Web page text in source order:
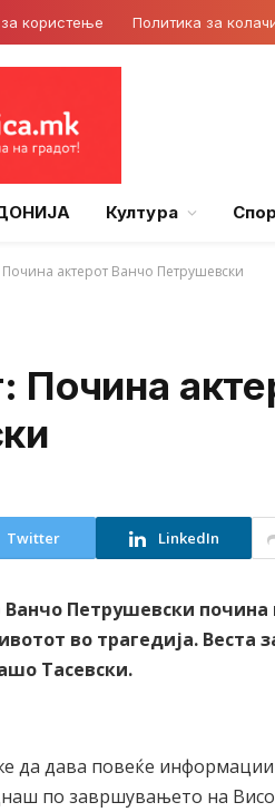
користење Политика за
Култура
Почина актерот Ванчо Петрушевски
Почина
Twitter LinkedIn
Петрушевски почина
во трагедија. Веста
Тасевски.
да дава повеќе
по завршувањето на